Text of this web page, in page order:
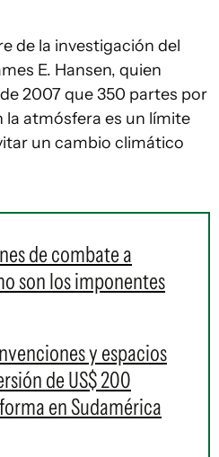
de la investigación del
E. Hansen, quien
2007 que 350 partes por
la atmósfera es un límite
un cambio climático
de combate a
son los imponentes
y espacios
de US$ 200
en Sudamérica